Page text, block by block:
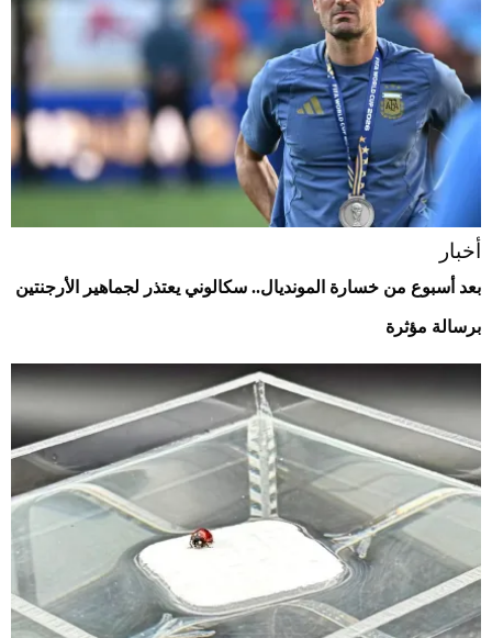
أخبار
بعد أسبوع من خسارة المونديال.. سكالوني يعتذر لجماهير الأرجنتين
برسالة مؤثرة